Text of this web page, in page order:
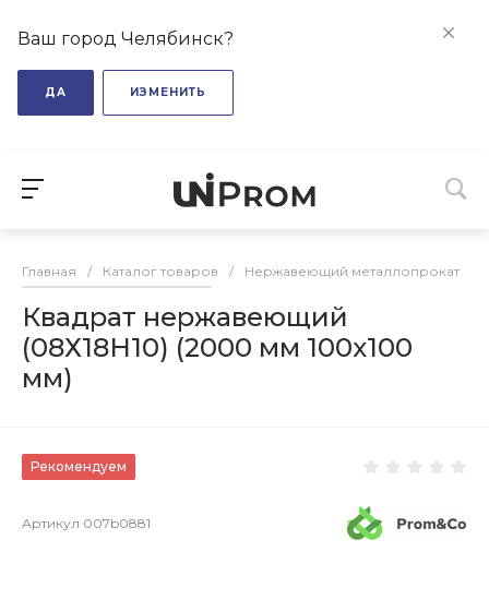
Ваш город Челябинск?
ДА ИЗМЕНИТЬ
Главная / Каталог товаров / Нержавеющий металлопрокат
Квадрат нержавеющий
(08Х18Н10) (2000 мм 100x100
мм)
Рекомендуем
Артикул 007b0881